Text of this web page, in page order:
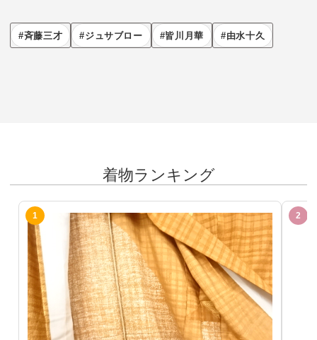
斉藤三才 ジュサブロー 皆川月華 由水十久
着物ランキング